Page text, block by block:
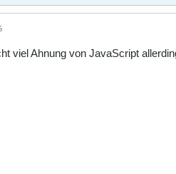
viel Ahnung von JavaScript